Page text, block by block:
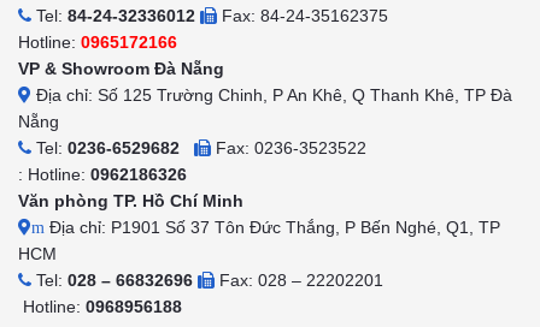
Tel: 84-24-32336012
Fax: 84-24-35162375
Hotline: 0965172166
VP & Showroom Đà Nẵng
Địa chỉ: Số 125 Trường Chinh, P An Khê, Q Thanh Khê, TP Đà
Nẵng
Tel: 0236-6529682
Fax: 0236-3523522
: Hotline: 0962186326
Văn phòng TP. Hồ Chí Minh
m Địa chỉ: P1901 Số 37 Tôn Đức Thắng, P Bến Nghé, Q1, TP
HCM
Tel: 028 – 66832696
Fax: 028 – 22202201
Hotline: 0968956188